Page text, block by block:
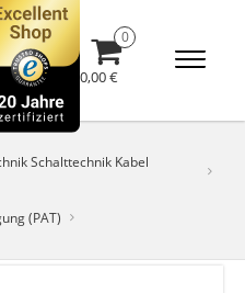
0,00 €
Schalttechnik Kabel
(PAT)